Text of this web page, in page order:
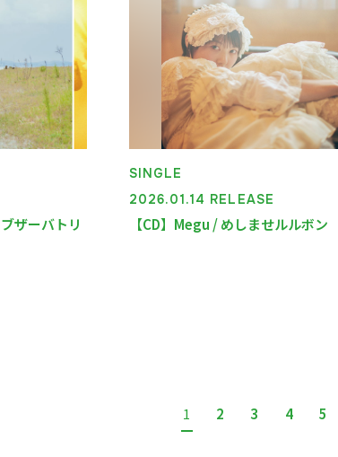
ザーバトリ
SINGLE
2026.01.14 RELEASE
【CD】Megu / めしませルルボン
1 2 3 4 5